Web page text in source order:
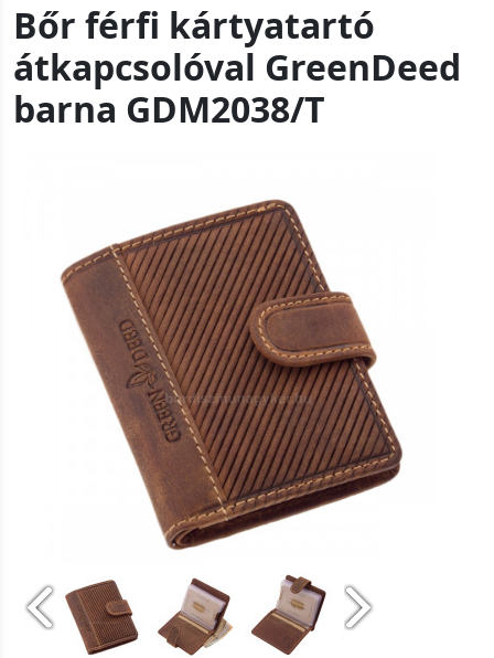
Bőr férfi kártyatartó
átkapcsolóval GreenDeed
barna GDM2038/T